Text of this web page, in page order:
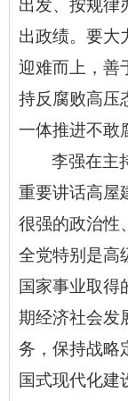
出发、按规律
出政绩。要大
迎难而上，善
持反腐败高压
一体推进不敢
李强在主
重要讲话高屋
很强的政治性
全党特别是高
国家事业取得
期经济社会发
务，保持战略
国式现代化建